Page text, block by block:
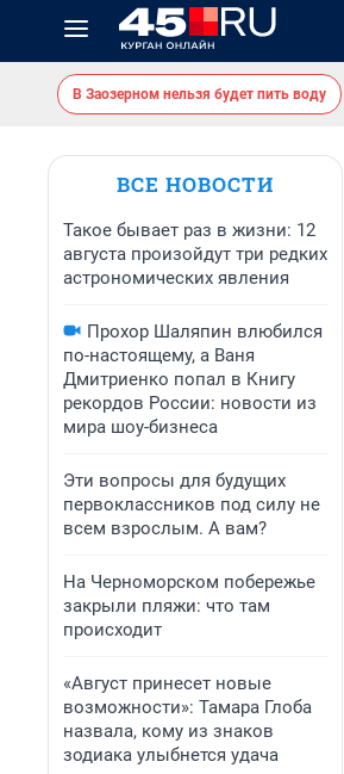
В Заозерном нельзя будет пить воду
ВСЕ НОВОСТИ
Такое бывает раз в жизни: 12
августа произойдут три редких
астрономических явления
Прохор Шаляпин влюбился
по-настоящему, а Ваня
Дмитриенко попал в Книгу
рекордов России: новости из
мира шоу-бизнеса
Эти вопросы для будущих
первоклассников под силу не
всем взрослым. А вам?
На Черноморском побережье
закрыли пляжи: что там
происходит
«Август принесет новые
возможности»: Тамара Глоба
назвала, кому из знаков
зодиака улыбнется удача